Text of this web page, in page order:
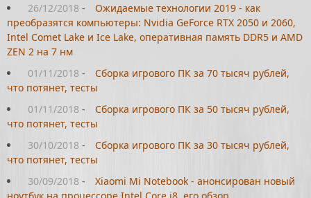
26/12/2018 -
Ожидаемые технологии 2019 - как
преобразятся компьютеры: Nvidia GeForce RTX 2050 и 2060,
Intel Comet Lake и Ice Lake, оперативная память DDR5 и AMD
ZEN 2 на 7 нм
01/11/2018 -
Сборка игрового ПК за 70 тысяч рублей,
что потянет, тесты
01/11/2018 -
Сборка игрового ПК за 50 тысяч рублей,
что потянет, тесты
30/10/2018 -
Сборка игрового ПК за 30 тысяч рублей,
что потянет, тесты
30/09/2018 -
Xiaomi Mi Notebook - анонсирован новый